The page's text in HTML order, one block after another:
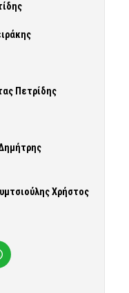
Πετρίδης
Χρήστος